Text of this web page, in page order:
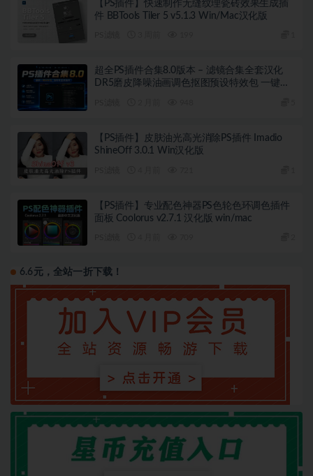
【PS插件】快速制作无缝纹理瓷砖效果生成插
件 BBTools Tiler 5 v5.1.3 Win/Mac汉化版
超全PS插件合集8.0版本 – 滤镜合集全套汉化
DR5磨皮降噪油画调色抠图预设特效包 一键安
【PS插件】皮肤油光高光消除PS插件 Imadio
ShineOff 3.0.1 Win汉化版
【PS插件】专业配色神器PS色轮色环调色插件
面板 Coolorus v2.7.1 汉化版 win/mac
6.6元，全站一折下载！